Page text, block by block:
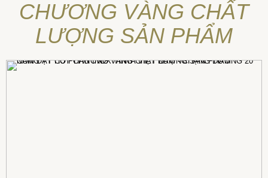
CHƯƠNG VÀNG CHẤT
LƯỢNG SẢN PHẨM